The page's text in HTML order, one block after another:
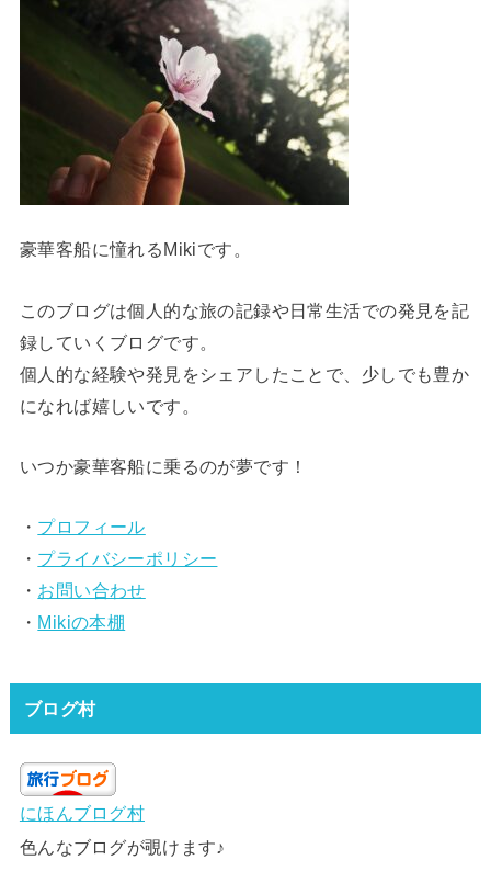
豪華客船に憧れるMikiです。
このブログは個人的な旅の記録や日常生活での発見を記
録していくブログです。
個人的な経験や発見をシェアしたことで、少しでも豊か
になれば嬉しいです。
いつか豪華客船に乗るのが夢です！
・ プロフィール
・ プライバシーポリシー
・ お問い合わせ
・ Mikiの本棚
ブログ村
にほんブログ村
色んなブログが覗けます♪